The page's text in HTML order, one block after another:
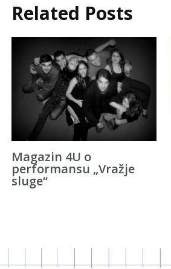
Related Posts
Magazin 4U o
performansu „Vražje
sluge“